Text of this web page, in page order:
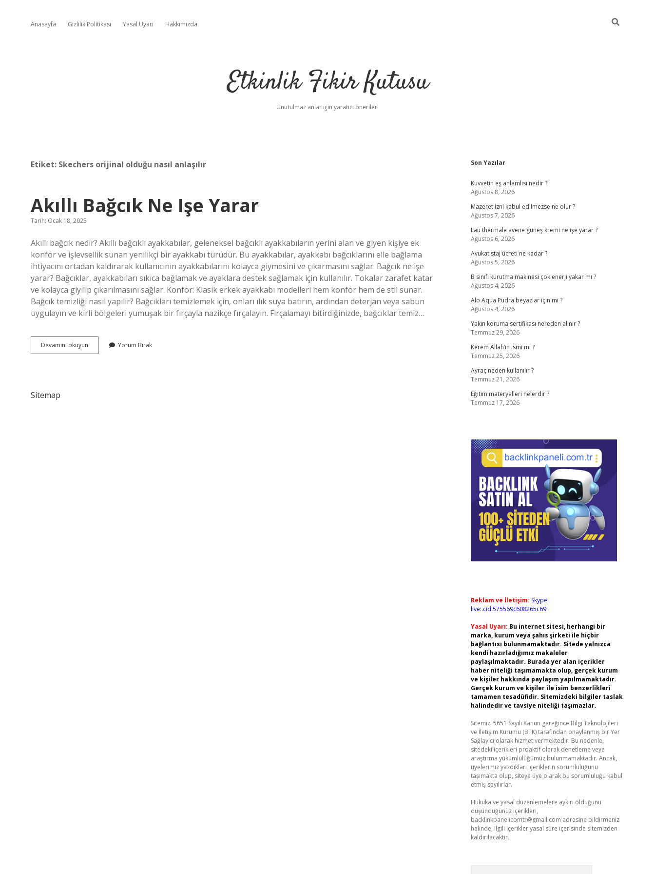
Anasayfa Gizlilik Politikası Yasal Uyarı Hakkımızda
Etkinlik Fikir Kutusu
Unutulmaz anlar için yaratıcı öneriler!
Etiket: Skechers orijinal olduğu nasıl anlaşılır
Akıllı Bağcık Ne Işe Yarar
Tarih: Ocak 18, 2025
Akıllı bağcık nedir? Akıllı bağcıklı ayakkabılar, geleneksel bağcıklı ayakkabıların yerini alan ve giyen kişiye ek
konfor ve işlevsellik sunan yenilikçi bir ayakkabı türüdür. Bu ayakkabılar, ayakkabı bağcıklarını elle bağlama
ihtiyacını ortadan kaldırarak kullanıcının ayakkabılarını kolayca giymesini ve çıkarmasını sağlar. Bağcık ne işe
yarar? Bağcıklar, ayakkabıları sıkıca bağlamak ve ayaklara destek sağlamak için kullanılır. Tokalar zarafet katar
ve kolayca giyilip çıkarılmasını sağlar. Konfor: Klasik erkek ayakkabı modelleri hem konfor hem de stil sunar.
Bağcık temizliği nasıl yapılır? Bağcıkları temizlemek için, onları ılık suya batırın, ardından deterjan veya sabun
uygulayın ve kirli bölgeleri yumuşak bir fırçayla nazikçe fırçalayın. Fırçalamayı bitirdiğinizde, bağcıklar temiz…
Devamını okuyun
Bağcık
Yorum Bırak
Sitemap
Sidebar
Son Yazılar
Kuvvetin eş anlamlısı nedir ?
Ağustos 8, 2026
Mazeret izni kabul edilmezse ne olur ?
Ağustos 7, 2026
Eau thermale avene güneş kremi ne işe yarar ?
Ağustos 6, 2026
Avukat staj ücreti ne kadar ?
Ağustos 5, 2026
B sınıfı kurutma makinesi çok enerji yakar mı ?
Ağustos 4, 2026
Alo Aqua Pudra beyazlar için mi ?
Ağustos 4, 2026
Yakın koruma sertifikası nereden alınır ?
Temmuz 29, 2026
Kerem Allah’ın ismi mi ?
Temmuz 25, 2026
Ayraç neden kullanılır ?
Temmuz 21, 2026
Eğitim materyalleri nelerdir ?
Temmuz 17, 2026
Reklam ve İletişim: Skype:
live:.cid.575569c608265c69
Yasal Uyarı: Bu internet sitesi, herhangi bir
marka, kurum veya şahıs şirketi ile hiçbir
bağlantısı bulunmamaktadır. Sitede yalnızca
kendi hazırladığımız makaleler
paylaşılmaktadır. Burada yer alan içerikler
haber niteliği taşımamakta olup, gerçek kurum
ve kişiler hakkında paylaşım yapılmamaktadır.
Gerçek kurum ve kişiler ile isim benzerlikleri
tamamen tesadüfidir. Sitemizdeki bilgiler taslak
halindedir ve tavsiye niteliği taşımazlar.
Sitemiz, 5651 Sayılı Kanun gereğince Bilgi Teknolojileri
ve İletişim Kurumu (BTK) tarafından onaylanmış bir Yer
Sağlayıcı olarak hizmet vermektedir. Bu nedenle,
sitedeki içerikleri proaktif olarak denetleme veya
araştırma yükümlülüğümüz bulunmamaktadır. Ancak,
üyelerimiz yazdıkları içeriklerin sorumluluğunu
taşımakta olup, siteye üye olarak bu sorumluluğu kabul
etmiş sayılırlar.
Hukuka ve yasal düzenlemelere aykırı olduğunu
düşündüğünüz içerikleri,
backlinkpanelicomtr@gmail.com adresine bildirmeniz
halinde, ilgili içerikler yasal süre içerisinde sitemizden
kaldırılacaktır.